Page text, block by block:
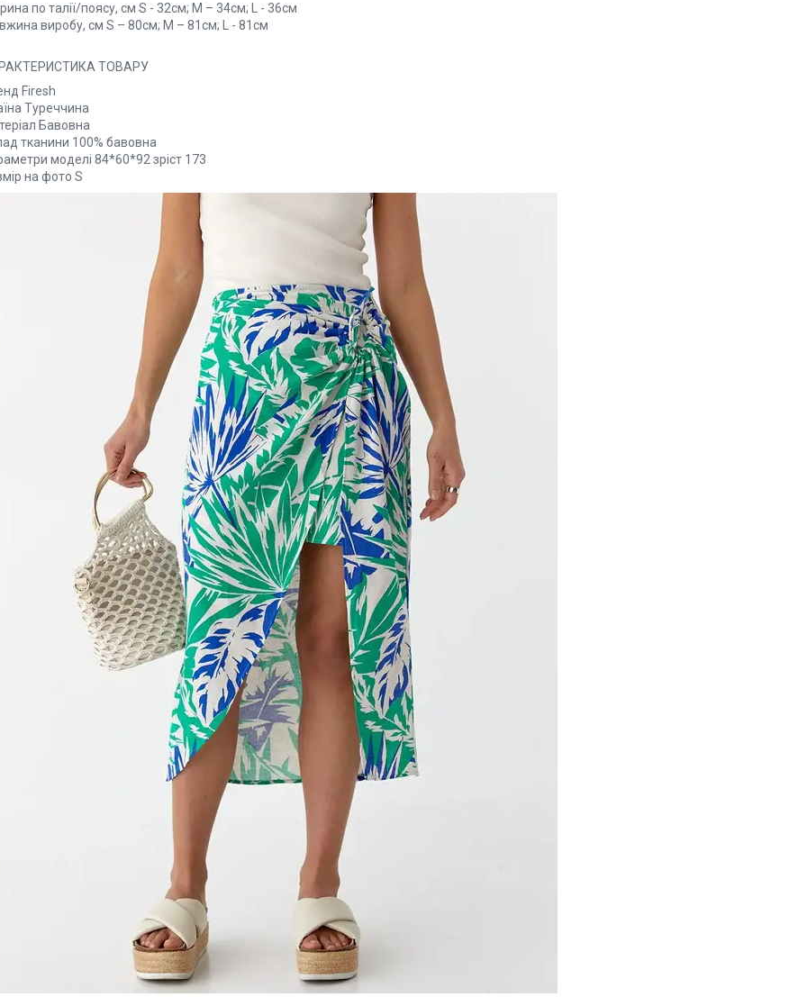
по талії/поясу, см S - 32см; M – 34см; L - 36см
виробу, см S – 80см; M – 81см; L - 81см
ТОВАРУ
Firesh
Туреччина
Бавовна
тканини 100% бавовна
моделі 84*60*92 зріст 173
на фото S